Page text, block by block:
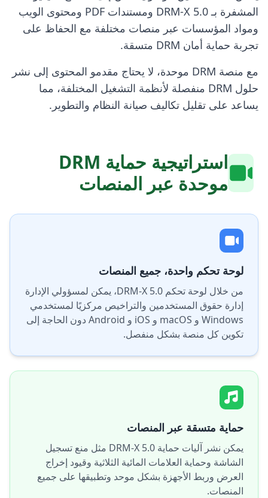
المشفرة بـ DRM-X 5.0 ومستندات PDF ومحتوى الويب
ومواد المؤسسات عبر منصات مختلفة مع الحفاظ على
تجربة حماية أمان DRM متسقة.
مع منصة DRM موحدة، لا يحتاج مقدمو المحتوى إلى نشر
حلول DRM منفصلة لأنظمة التشغيل المختلفة، مما
يساعد على تقليل تكاليف صيانة النظام والتطوير.
استراتيجية حماية DRM
موحدة عبر المنصات
لوحة تحكم واحدة، جميع المنصات
من خلال لوحة تحكم DRM-X 5.0، يمكن لمسؤولي الإدارة
إدارة حقوق المستخدمين والتراخيص مركزيًا لمستخدمي
Windows و macOS و iOS و Android دون الحاجة إلى
تكوين كل منصة بشكل منفصل.
حماية متسقة عبر المنصات
يمكن نشر آليات حماية DRM-X 5.0 مثل منع تسجيل
الشاشة وحماية العلامات المائية الثلاثية وقيود إخراج
العرض وربط الأجهزة بشكل موحد وتطبيقها على جميع
المنصات.